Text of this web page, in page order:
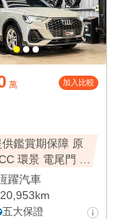
萬 加入比較
鑑賞期保障 原
環景 電尾門 盲
躍汽車
五大保證